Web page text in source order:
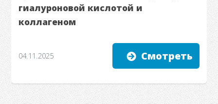
гиалуроновой кислотой и
коллагеном
04.11.2025 Смотреть